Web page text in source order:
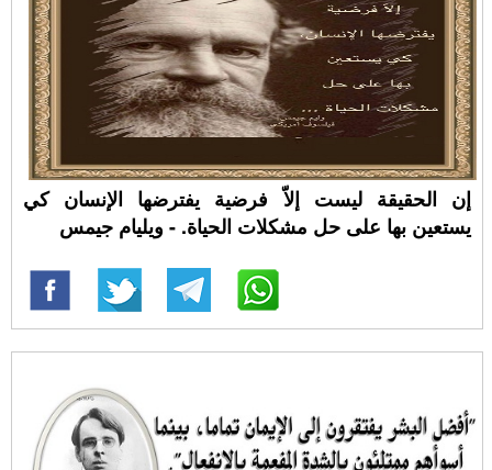
إن الحقيقة ليست إلاّ فرضية يفترضها الإنسان كي
يستعين بها على حل مشكلات الحياة. - ويليام جيمس